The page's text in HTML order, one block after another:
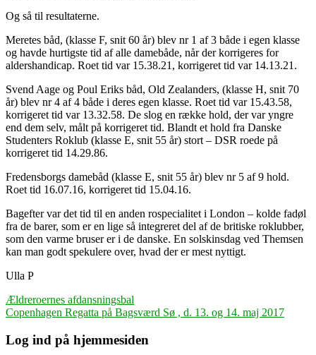
Og så til resultaterne.
Meretes båd, (klasse F, snit 60 år) blev nr 1 af 3 både i egen klasse
og havde hurtigste tid af alle damebåde, når der korrigeres for
aldershandicap. Roet tid var 15.38.21, korrigeret tid var 14.13.21.
Svend Aage og Poul Eriks båd, Old Zealanders, (klasse H, snit 70
år) blev nr 4 af 4 både i deres egen klasse. Roet tid var 15.43.58,
korrigeret tid var 13.32.58. De slog en række hold, der var yngre
end dem selv, målt på korrigeret tid. Blandt et hold fra Danske
Studenters Roklub (klasse E, snit 55 år) stort – DSR roede på
korrigeret tid 14.29.86.
Fredensborgs damebåd (klasse E, snit 55 år) blev nr 5 af 9 hold.
Roet tid 16.07.16, korrigeret tid 15.04.16.
Bagefter var det tid til en anden rospecialitet i London – kolde fadøl
fra de barer, som er en lige så integreret del af de britiske roklubber,
som den varme bruser er i de danske. En solskinsdag ved Themsen
kan man godt spekulere over, hvad der er mest nyttigt.
Ulla P
Indlægsnavigation
Ældreroernes afdansningsbal
Copenhagen Regatta på Bagsværd Sø , d. 13. og 14. maj 2017
Log ind på hjemmesiden